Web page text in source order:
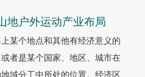
地户外运动产业布局
某个地点和其他有经济意义的
者是某个国家、地区、城市在
域分工中所处的位置。经济区